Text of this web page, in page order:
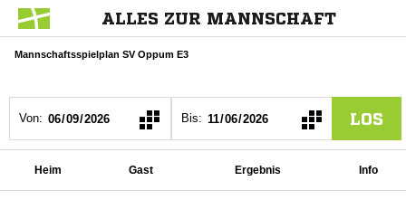
ALLES ZUR MANNSCHAFT
Mannschaftsspielplan SV Oppum E3
Von: Bis: LOS
Heim Gast Ergebnis Info